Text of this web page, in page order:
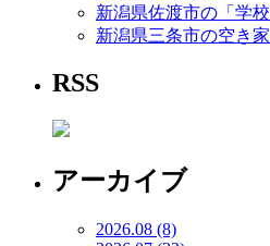
新潟県佐渡市の「学
新潟県三条市の空き
RSS
アーカイブ
2026.08 (8)